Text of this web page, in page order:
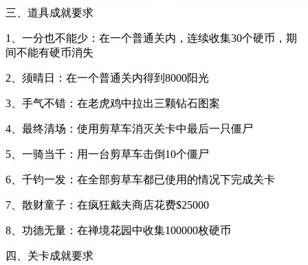
三、道具成就要求
1、一分也不能少：在一个普通关内，连续收集30个硬币，期
间不能有硬币消失
2、须晴日：在一个普通关内得到8000阳光
3、手气不错：在老虎鸡中拉出三颗钻石图案
4、最终清场：使用剪草车消灭关卡中最后一只僵尸
5、一骑当千：用一台剪草车击倒10个僵尸
6、千钧一发：在全部剪草车都已使用的情况下完成关卡
7、散财童子：在疯狂戴夫商店花费$25000
8、功德无量：在禅境花园中收集100000枚硬币
四、关卡成就要求